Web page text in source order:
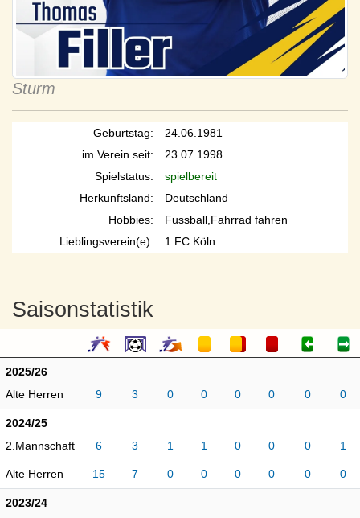
Sturm
Geburtstag:
24.06.1981
im Verein seit:
23.07.1998
Spielstatus:
spielbereit
Herkunftsland:
Deutschland
Hobbies:
Fussball,Fahrrad fahren
Lieblingsverein(e):
1.FC Köln
Saisonstatistik
2025/26
Alte Herren
9 3 0 0 0 0 0 0
2024/25
2.Mannschaft
6 3 1 1 0 0 0 1
Alte Herren 15 7 0 0 0 0 0 0
2023/24